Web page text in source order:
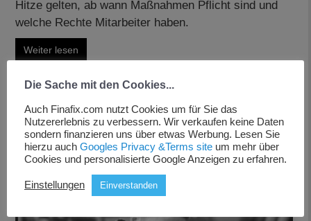
Hitze gelten, ab wann Maßnahmen Pflicht sind und
welche Rechte Mitarbeiter haben.
Weiter lesen
Die Sache mit den Cookies...
Auch Finafix.com nutzt Cookies um für Sie das
Nutzererlebnis zu verbessern. Wir verkaufen keine Daten
sondern finanzieren uns über etwas Werbung. Lesen Sie
hierzu auch Googles Privacy &Terms site um mehr über
Cookies und personalisierte Google Anzeigen zu erfahren.
Einstellungen Einverstanden